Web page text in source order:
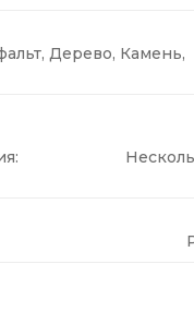
Дерево, Камень,